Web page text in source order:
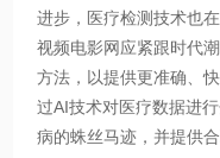
进步，医疗检测技术也
视频电影网应紧跟时代潮
方法，以提供更准确
过AI技术对医疗数据进行
病的蛛丝马迹，并提供合